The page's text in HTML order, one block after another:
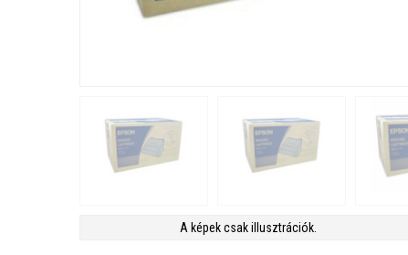
A képek csak illusztrációk.